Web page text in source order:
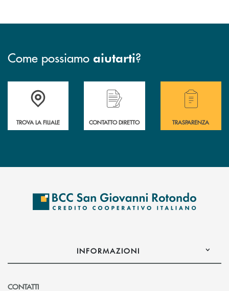
Come possiamo aiutarti?
Accedi all' elenco completo delle filiali della BCC San Giovanni
TROVA LA FILIALE
Hai bisogno di assistenza immediata?
CONTATTO DIRETTO
Hai bisogno di
TRASPARENZA
INFORMAZIONI
CONTATTI